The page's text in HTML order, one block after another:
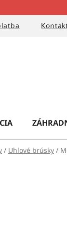
/ Uhlové brúsky /